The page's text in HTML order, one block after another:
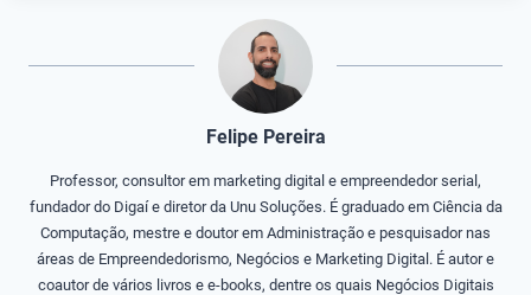
Felipe Pereira
Professor, consultor em marketing digital e empreendedor serial,
fundador do Digaí e diretor da Unu Soluções. É graduado em Ciência da
Computação, mestre e doutor em Administração e pesquisador nas
áreas de Empreendedorismo, Negócios e Marketing Digital. É autor e
coautor de vários livros e e-books, dentre os quais Negócios Digitais